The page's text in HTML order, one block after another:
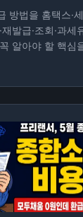
방법을 홈택스·
발급·조회·과세
알아야 할 핵심